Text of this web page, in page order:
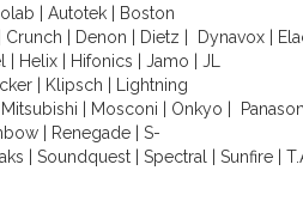
Autotek
Boston
Crunch Denon Dietz Dynavox
Helix Hifonics Jamo
JL
| Klipsch
Lightning
Mitsubishi Mosconi Onkyo
| Renegade| S-
Soundquest Spectral Sunfire